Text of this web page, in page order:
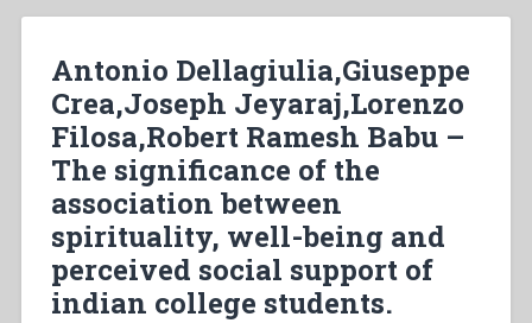
Alcune
considerazioni
psicopedagogiche”
in
“Colloqui
sulla
vita
salesiana,
14””
Antonio Dellagiulia,Giuseppe
Crea,Joseph Jeyaraj,Lorenzo
Filosa,Robert Ramesh Babu –
The significance of the
association between
spirituality, well-being and
perceived social support of
indian college students.